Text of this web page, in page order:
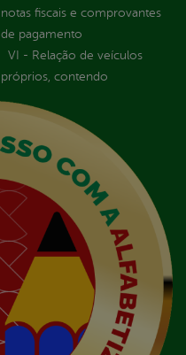
notas fiscais e comprovantes
de pagamento
VI - Relação de veículos
próprios, contendo